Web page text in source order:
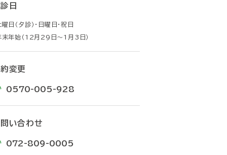
日
曜日（夕診）・日曜日・祝日
末年始（12月29日〜1月3日）
変更
0570-005-928
い合わせ
072-809-0005